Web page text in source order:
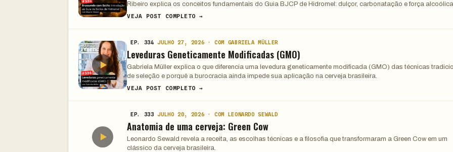
Ribeiro explica os conceitos fundamentais do Guia BJCP de Hidromel: dulçor, carbonatação e força
VEJA POST COMPLETO →
EP. 334 JULHO 27, 2026 · COM GABRIELA MÜLLER
Leveduras Geneticamente Modificadas (GMO)
Gabriela Müller explica o que diferencia uma levedura geneticamente modificada (GMO) das técnicas
de seleção e porquê a burocracia ainda impede sua aplicação na cerveja brasileira.
VEJA POST COMPLETO →
EP. 333 JULHO 20, 2026 · COM LEONARDO SEWALD
Anatomia de uma cerveja: Green Cow
Leonardo Sewald revela a receita, as escolhas técnicas e a filosofia que transformaram a Green Cow em um
clássico da cerveja brasileira.